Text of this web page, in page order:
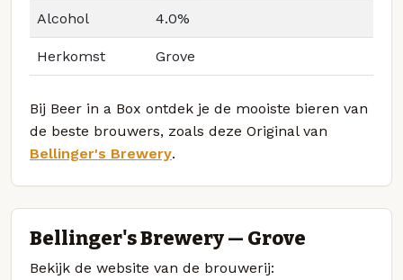
Alcohol 4.0%
Herkomst Grove
Bij Beer in a Box ontdek je de mooiste bieren van
de beste brouwers, zoals deze Original van
Bellinger's Brewery.
Bellinger's Brewery — Grove
Bekijk de website van de brouwerij: